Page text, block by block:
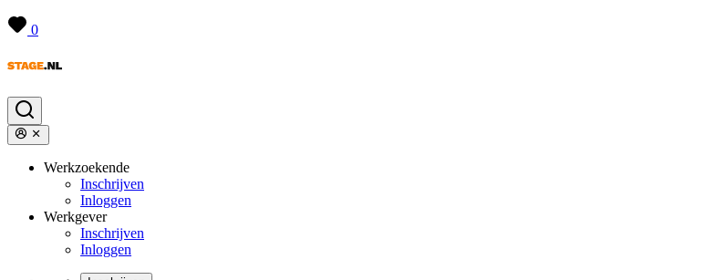
0
Werkzoekende
Inschrijven
Inloggen
Werkgever
Inschrijven
Inloggen